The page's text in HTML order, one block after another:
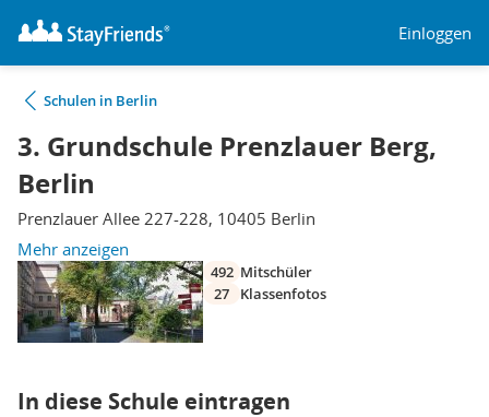
Einloggen
Schulen in Berlin
3. Grundschule Prenzlauer Berg,
Berlin
Prenzlauer Allee 227-228, 10405 Berlin
Mehr anzeigen
492 Mitschüler
27
Klassenfotos
In diese Schule eintragen